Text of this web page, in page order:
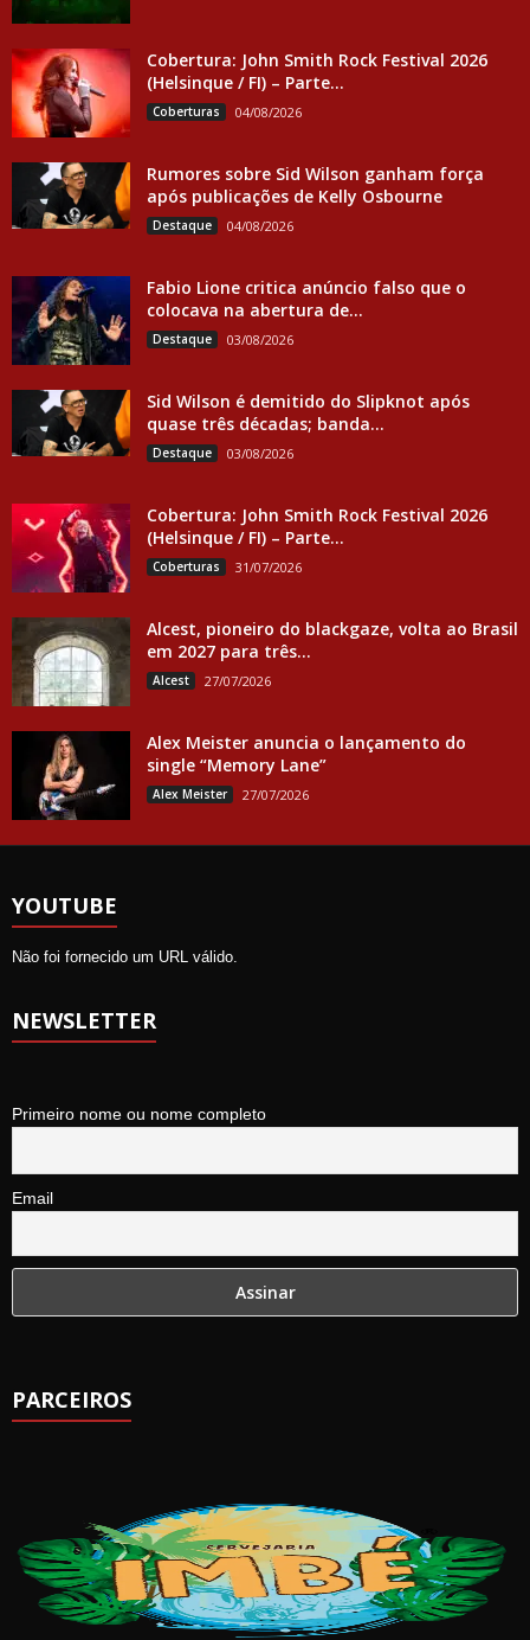
Cobertura: John Smith Rock Festival 2026
(Helsinque / FI) – Parte...
Coberturas 04/08/2026
Rumores sobre Sid Wilson ganham força
após publicações de Kelly Osbourne
Destaque 04/08/2026
Fabio Lione critica anúncio falso que o
colocava na abertura de...
Destaque 03/08/2026
Sid Wilson é demitido do Slipknot após
quase três décadas; banda...
Destaque 03/08/2026
Cobertura: John Smith Rock Festival 2026
(Helsinque / FI) – Parte...
Coberturas 31/07/2026
Alcest, pioneiro do blackgaze, volta ao Brasil
em 2027 para três...
Alcest 27/07/2026
Alex Meister anuncia o lançamento do
single “Memory Lane”
Alex Meister 27/07/2026
YOUTUBE
Não foi fornecido um URL válido.
NEWSLETTER
Primeiro nome ou nome completo
Email
PARCEIROS